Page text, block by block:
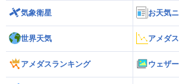
気象衛星 お天気
世界天気 アメダ
アメダスランキング ウェザ